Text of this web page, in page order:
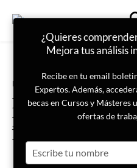
Portada
Nigeria:
poblado de
líder del
¿Quieres
Mejora tus análisis
Recibe en tu email
Expertos. Además,
becas en Cursos y Másteres
ofertas de
your